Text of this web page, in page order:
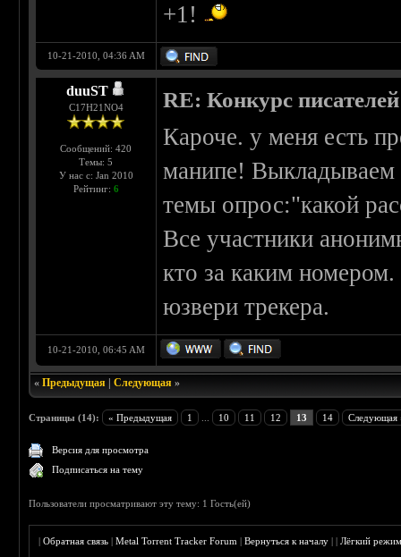
+1!
10-21-2010, 04:36 AM
duuST
С17H21NO4
Сообщений: 420
Темы: 5
У нас с: Jan 2010
Рейтинг: 6
RE: Конкурс писателей
Кароче. у меня есть
манипе! Выкладываем
темы опрос:"какой
Все участники
кто за каким
юзвери трекера.
10-21-2010, 06:45 AM
«Предыдущая |Следующая »
Страницы (14): « Предыдущая 1 10 11 12 13 14 Следующая
Версия для просмотра
Подписаться на тему
Пользователи просматривают эту тему: 1 Гость(ей)
|Обратная связь |Metal Torrent Tracker Forum |Вернуться к началу ||Лёгкий